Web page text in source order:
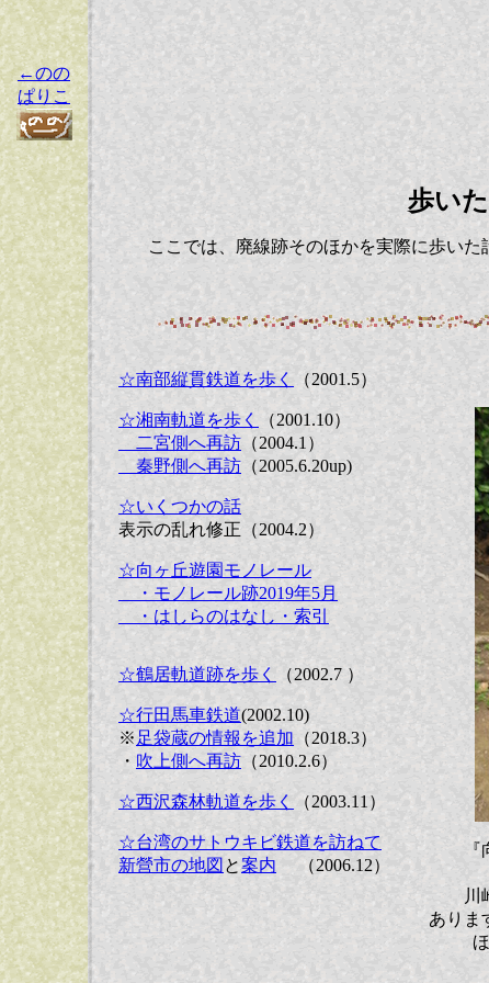
←のの
ぱりこ
歩い
ここでは、廃線跡そのほかを実際に歩いた
川
ありま
☆南部縦貫鉄道を歩く （2001.5）
☆湘南軌道を歩く
（2001.10）
二宮側へ再訪 （2004.1）
秦野側へ再訪 （2005.6.20up)
☆いくつかの話
表示の乱れ修正（2004.2）
☆向ヶ丘遊園モノレール
・モノレール跡2019年5月
・はしらのはなし・索引
☆鶴居軌道跡を歩く （2002.7 ）
☆行田馬車鉄道(2002.10)
※ 足袋蔵の情報を追加 （2018.3）
・ 吹上側へ再訪 （2010.2.6）
☆西沢森林軌道を歩く （2003.11）
☆台湾のサトウキビ鉄道を訪ねて
新營市の地図 と案内 （2006.12）